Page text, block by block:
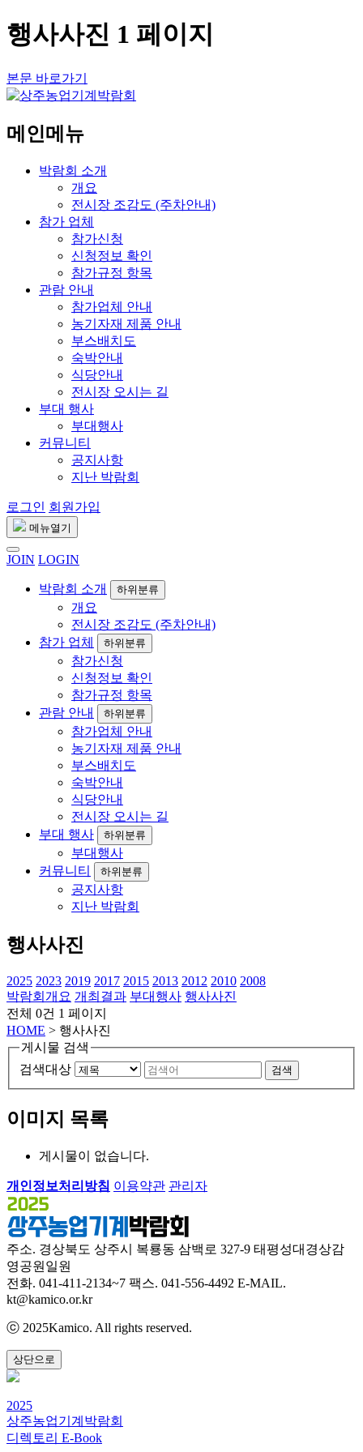
행사사진 1 페이지
본문 바로가기
메인메뉴
박람회 소개
개요
전시장 조감도 (주차안내)
참가 업체
참가신청
신청정보 확인
참가규정 항목
관람 안내
참가업체 안내
농기자재 제품 안내
부스배치도
숙박안내
식당안내
전시장 오시는 길
부대 행사
부대행사
커뮤니티
공지사항
지난 박람회
로그인 회원가입
메뉴열기
JOIN LOGIN
박람회 소개 하위분류
개요
전시장 조감도 (주차안내)
참가 업체
하위분류
참가신청
신청정보 확인
참가규정 항목
관람 안내
하위분류
참가업체 안내
농기자재 제품 안내
부스배치도
숙박안내
식당안내
전시장 오시는 길
부대 행사
하위분류
부대행사
커뮤니티
하위분류
공지사항
지난 박람회
행사사진
2025 2023 2019 2017 2015 2013 2012 2010 2008
박람회개요 개최결과 부대행사 행사사진
전체 0건 1 페이지
HOME > 행사사진
게시물 검색
검색대상
검색
이미지 목록
게시물이 없습니다.
개인정보처리방침 이용약관 관리자
주소. 경상북도 상주시 복룡동 삼백로 327-9 태평성대경상감
영공원일원
전화. 041-411-2134~7 팩스. 041-556-4492 E-MAIL.
kt@kamico.or.kr
ⓒ 2025Kamico. All rights reserved.
상단으로
2025
상주농업기계박람회
디렉토리 E-Book